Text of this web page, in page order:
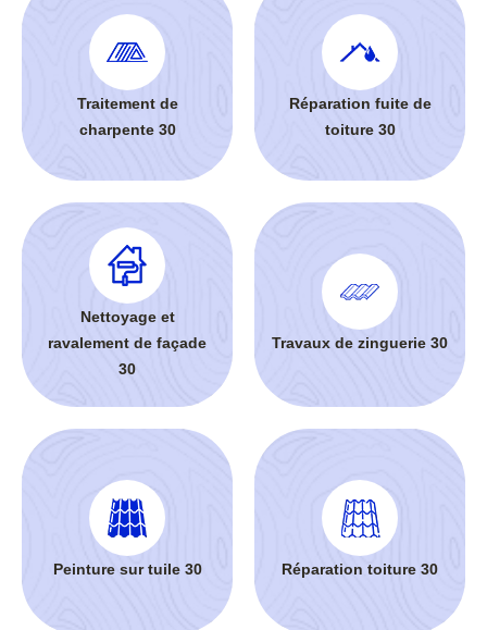
Traitement de
charpente 30
Réparation fuite de
toiture 30
Nettoyage et
ravalement de façade
30
Travaux de zinguerie 30
Peinture sur tuile 30 Réparation toiture 30